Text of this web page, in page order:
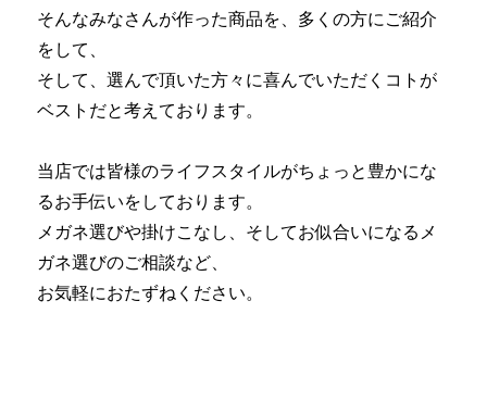
そんなみなさんが作った商品を、多くの方にご紹介
をして、
そして、選んで頂いた方々に喜んでいただくコトが
ベストだと考えております。
当店では皆様のライフスタイルがちょっと豊かにな
るお手伝いをしております。
メガネ選びや掛けこなし、そしてお似合いになるメ
ガネ選びのご相談など、
お気軽におたずねください。